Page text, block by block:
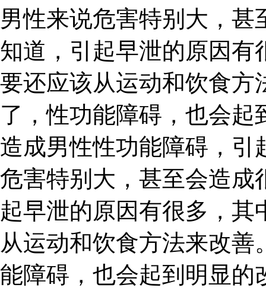
男性来说危害特别大，
知道，引起早泄的原因有
要还应该从运动和饮食方
了，性功能障碍，也会
造成男性性功能障碍，引
危害特别大，甚至会造成
起早泄的原因有很多，
从运动和饮食方法来改
能障碍，也会起到明显的